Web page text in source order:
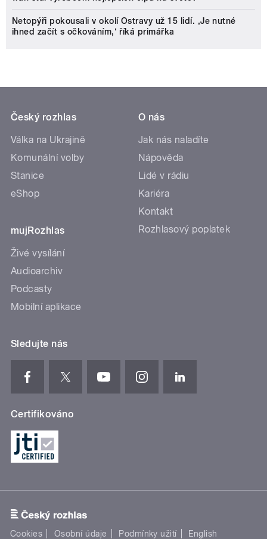
Netopýři pokousali v okolí Ostravy už 15 lidí. ‚Je nutné
ihned začít s očkováním,‘ říká primářka
Český rozhlas
Válka na Ukrajině
Komunální volby
Stanice
eShop
mujRozhlas
Živé vysílání
Audioarchiv
Podcasty
Mobilní aplikace
O nás
Jak nás naladíte
Nápověda
Lidé v rádiu
Kariéra
Kontakt
Rozhlasový poplatek
Sledujte nás
Certifikováno
Cookies Osobní údaje Podmínky užití English